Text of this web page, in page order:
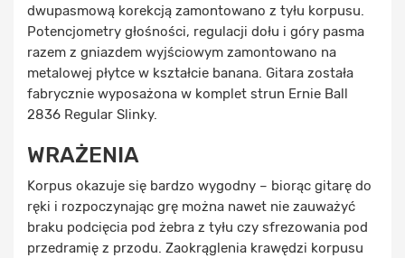
dwupasmową korekcją zamontowano z tyłu korpusu.
Potencjometry głośności, regulacji dołu i góry pasma
razem z gniazdem wyjściowym zamontowano na
metalowej płytce w kształcie banana. Gitara została
fabrycznie wyposażona w komplet strun Ernie Ball
2836 Regular Slinky.
WRAŻENIA
Korpus okazuje się bardzo wygodny – biorąc gitarę do
ręki i rozpoczynając grę można nawet nie zauważyć
braku podcięcia pod żebra z tyłu czy sfrezowania pod
przedramię z przodu. Zaokrąglenia krawędzi korpusu